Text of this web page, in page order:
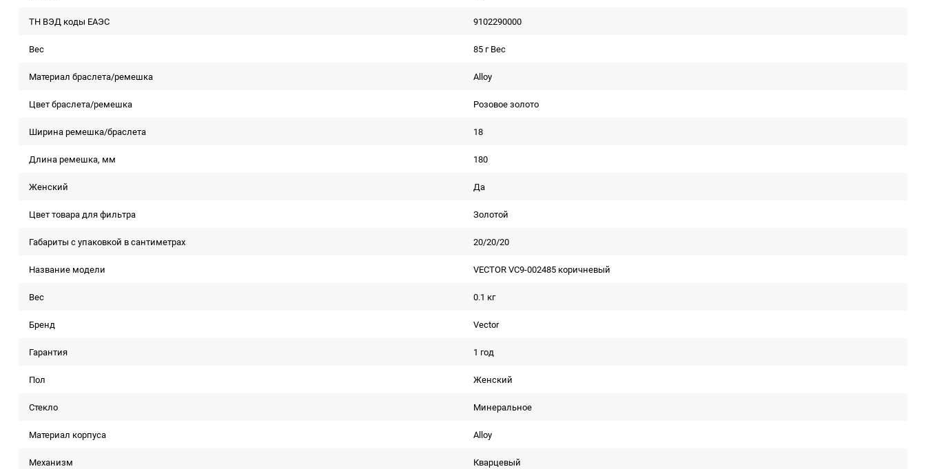
ТН ВЭД коды ЕАЭС 9102290000
Вес 85 г Вес
Материал браслета/ремешка Alloy
Цвет браслета/ремешка Розовое золото
Ширина ремешка/браслета 18
Длина ремешка, мм 180
Женский Да
Цвет товара для фильтра Золотой
Габариты с упаковкой в сантиметрах 20/20/20
Название модели VECTOR VC9-002485 коричневый
Вес 0.1 кг
Бренд Vector
Гарантия 1 год
Пол Женский
Стекло Минеральное
Материал корпуса Alloy
Механизм Кварцевый